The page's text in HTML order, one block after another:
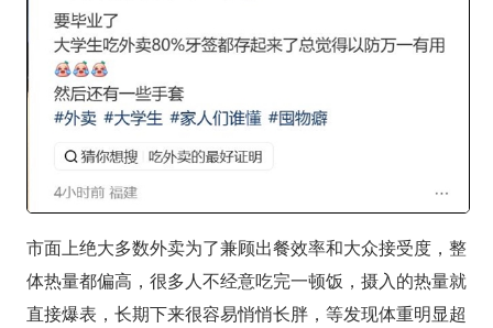
市面上绝大多数外卖为了兼顾出餐效率和大众接受度，整
体热量都偏高，很多人不经意吃完一顿饭，摄入的热量就
直接爆表，长期下来很容易悄悄长胖，等发现体重明显超